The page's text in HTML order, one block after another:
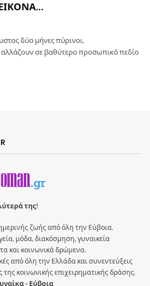
δύο μήνες πύρινοι,
αλλάζουν σε βαθύτερο προσωπικό πεδίο
της!
ζωής από όλη την Εύβοια.
μόδα, διακόσμηση, γυναικεία
και κοινωνικά δρώμενα.
από όλη την Ελλάδα και συνεντεύξεις
κοινωνικής επιχειρηματικής δράσης.
- Εύβοια